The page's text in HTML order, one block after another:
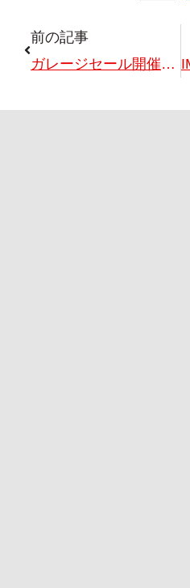
前の記事
ガレージセール開催！！6/6(土)、6/7(日)